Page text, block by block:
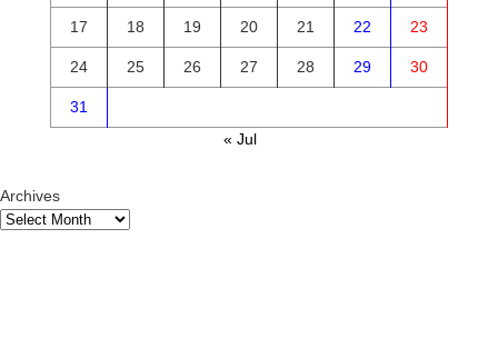
17 18 19 20 21 22 23
24 25 26 27 28 29 30
31
« Jul
Archives